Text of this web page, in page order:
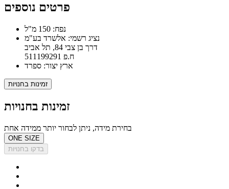
פרטים נוספים
נפח: 150 מ"ל
נציג רשמי: אלשרד בע"מ
דרך בן צבי 84, תל אביב
ח.פ 511199291
ארץ יצור: ספרד
זמינות בחנויות
זמינות בחנויות
בחירת מידה, ניתן לבחור יותר ממידה אחת
ONE SIZE
בדקו בחנויות